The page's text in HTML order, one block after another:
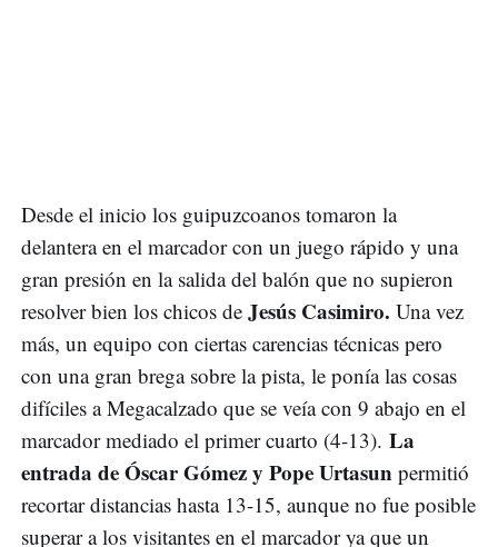
Desde el inicio los guipuzcoanos tomaron la
delantera en el marcador con un juego rápido y una
gran presión en la salida del balón que no supieron
resolver bien los chicos de Jesús Casimiro. Una vez
más, un equipo con ciertas carencias técnicas pero
con una gran brega sobre la pista, le ponía las cosas
difíciles a Megacalzado que se veía con 9 abajo en el
marcador mediado el primer cuarto (4-13). La
entrada de Óscar Gómez y Pope Urtasun permitió
recortar distancias hasta 13-15, aunque no fue posible
superar a los visitantes en el marcador ya que un